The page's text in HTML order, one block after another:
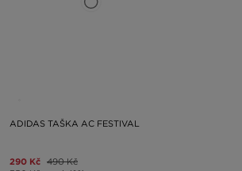
ADIDAS TAŠKA AC FESTIVAL
290 Kč 490 Kč